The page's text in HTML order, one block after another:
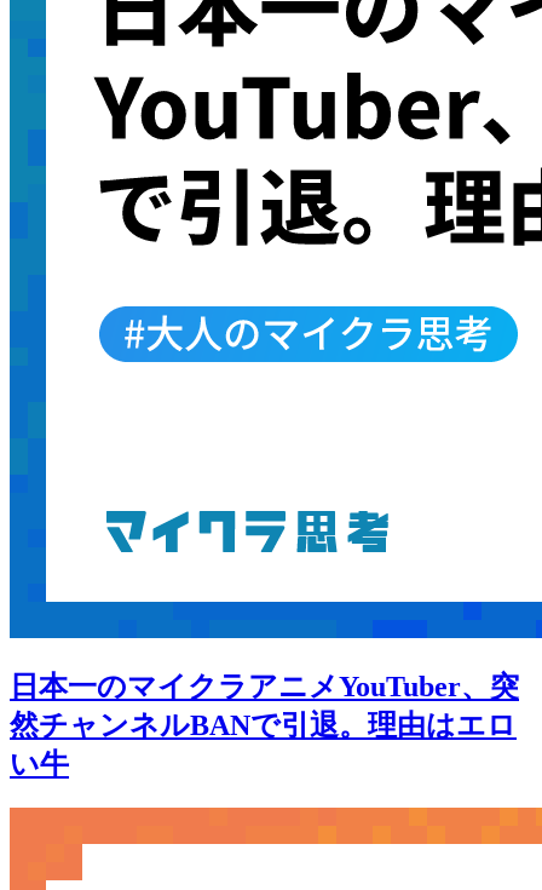
日本一のマイクラアニメYouTuber、突
然チャンネルBANで引退。理由はエロ
い牛